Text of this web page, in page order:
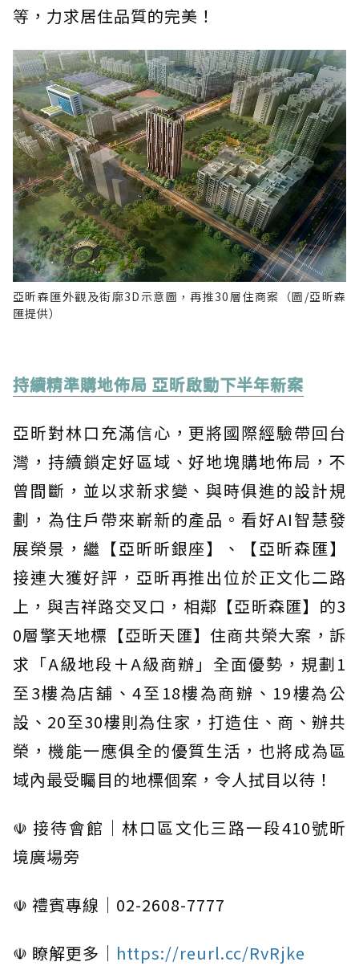
等，力求居住品質的完美！
亞昕森匯外觀及街廓3D示意圖，再推30層住商案（圖/亞昕森
匯提供）
持續精準購地佈局 亞昕啟動下半年新案
亞昕對林口充滿信心，更將國際經驗帶回台
灣，持續鎖定好區域、好地塊購地佈局，不
曾間斷，並以求新求變、與時俱進的設計規
劃，為住戶帶來嶄新的產品。看好AI智慧發
展榮景，繼【亞昕昕銀座】、【亞昕森匯】
接連大獲好評，亞昕再推出位於正文化二路
上，與吉祥路交叉口，相鄰【亞昕森匯】的3
0層擎天地標【亞昕天匯】住商共榮大案，訴
求「A級地段＋A級商辦」全面優勢，規劃1
至3樓為店舖、4至18樓為商辦、19樓為公
設、20至30樓則為住家，打造住、商、辦共
榮，機能一應俱全的優質生活，也將成為區
域內最受矚目的地標個案，令人拭目以待！
☫ 接待會館｜林口區文化三路一段410號昕
境廣場旁
☫ 禮賓專線｜02-2608-7777
☫ 瞭解更多｜ https://reurl.cc/RvRjke